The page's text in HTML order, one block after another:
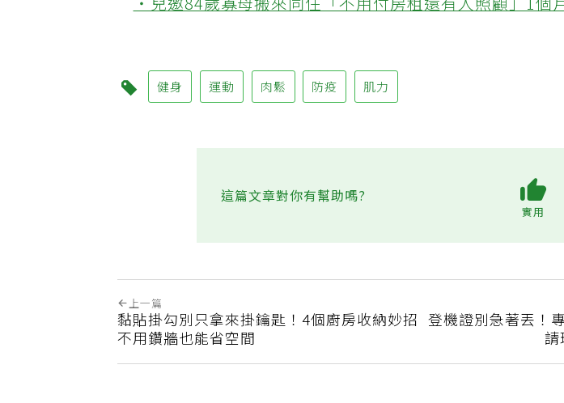
‧兒邀84歲寡母搬來同住「不用付房租還有人照顧」1個
健身 運動 肉鬆 防疫 肌力
上一篇
黏貼掛勾別只拿來掛鑰匙！4個廚房收納妙招
不用鑽牆也能省空間
登機證別急著丟！